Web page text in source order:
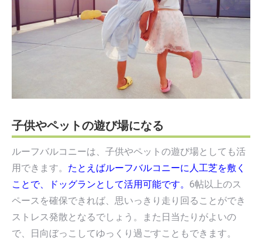
子供やペットの遊び場になる
ルーフバルコニーは、子供やペットの遊び場としても活
用できます。 たとえばルーフバルコニーに人工芝を敷く
ことで、ドッグランとして活用可能です。 6帖以上のス
ペースを確保できれば、思いっきり走り回ることができ
ストレス発散となるでしょう。また日当たりがよいの
で、日向ぼっこしてゆっくり過ごすこともできます。